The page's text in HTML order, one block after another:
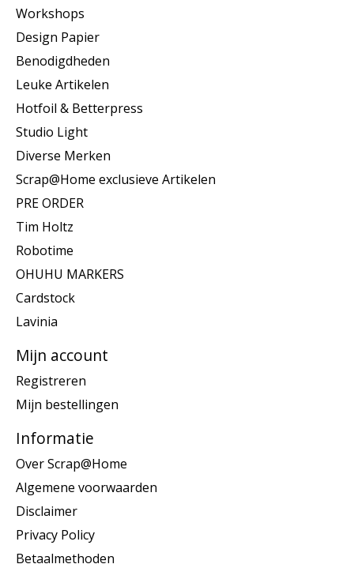
Workshops
Design Papier
Benodigdheden
Leuke Artikelen
Hotfoil & Betterpress
Studio Light
Diverse Merken
Scrap@Home exclusieve Artikelen
PRE ORDER
Tim Holtz
Robotime
OHUHU MARKERS
Cardstock
Lavinia
Mijn account
Registreren
Mijn bestellingen
Informatie
Over Scrap@Home
Algemene voorwaarden
Disclaimer
Privacy Policy
Betaalmethoden